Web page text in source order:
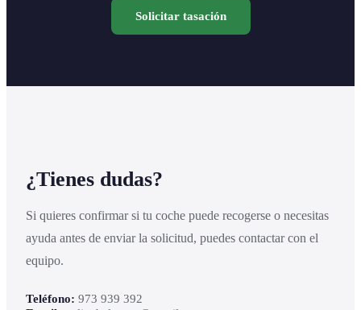
Solicitar tasación
¿Tienes dudas?
Si quieres confirmar si tu coche puede recogerse o necesitas
ayuda antes de enviar la solicitud, puedes contactar con el
equipo.
Teléfono: 973 939 392